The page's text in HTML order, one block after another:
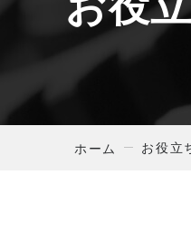
ホーム お役立